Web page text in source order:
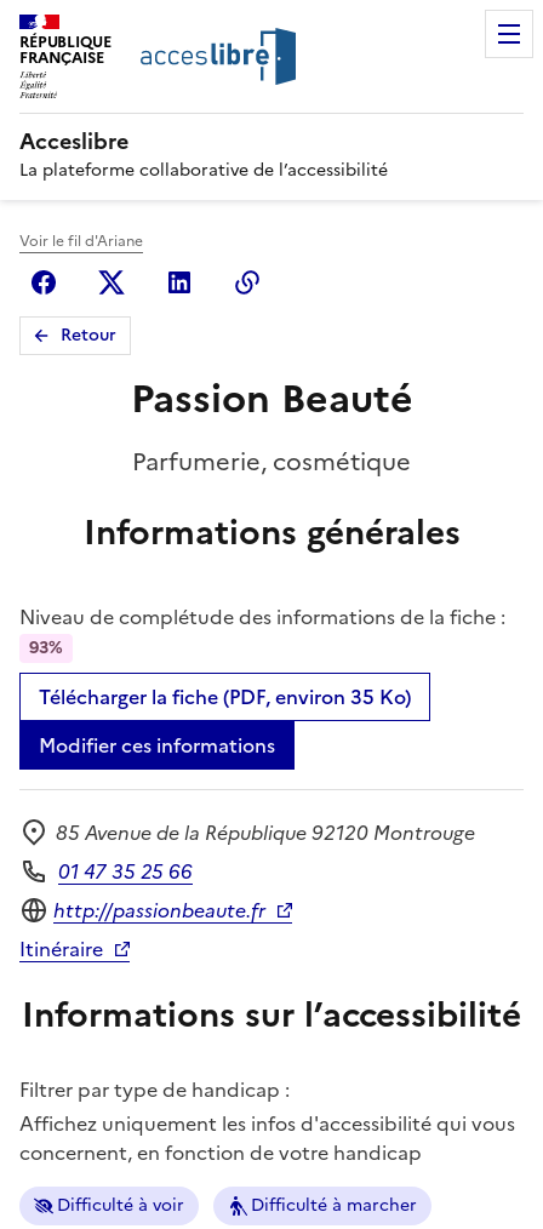
RÉPUBLIQUE
FRANÇAISE
Acceslibre
La plateforme collaborative de l’accessibilité
Voir le fil d'Ariane
FacebookX (anciennement Twitter)
Linkedin
Retour
Passion Beauté
Parfumerie, cosmétique
Informations générales
Niveau de complétude des informations de la fiche :
93%
Télécharger la fiche (PDF, environ 35 Ko)
Modifier ces informations
Adresse
85 Avenue de la République 92120 Montrouge
Téléphone
01 47 35 25 66
Site internet
http://passionbeaute.fr
Itinéraire
Informations sur l’accessibilité
Filtrer par type de handicap :
Affichez uniquement les infos d'accessibilité qui vous
concernent, en fonction de votre handicap
Difficulté à voir Difficulté à marcher